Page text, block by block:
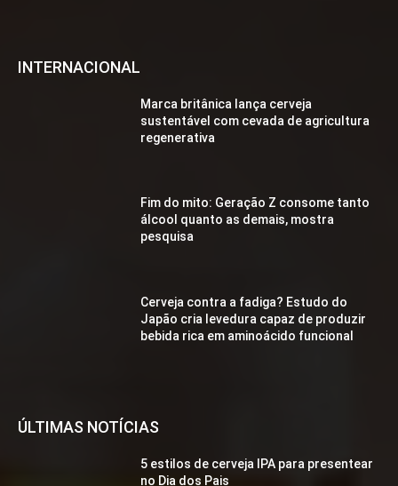
INTERNACIONAL
Marca britânica lança cerveja
sustentável com cevada de agricultura
regenerativa
Fim do mito: Geração Z consome tanto
álcool quanto as demais, mostra
pesquisa
Cerveja contra a fadiga? Estudo do
Japão cria levedura capaz de produzir
bebida rica em aminoácido funcional
ÚLTIMAS NOTÍCIAS
5 estilos de cerveja IPA para presentear
no Dia dos Pais